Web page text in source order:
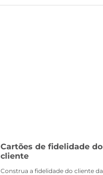
Cartões de fidelidade do
cliente
Construa a fidelidade do cliente da